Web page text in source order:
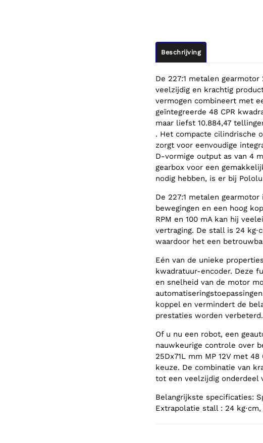
Beschrijving
De 227:1 metalen gearmotor
veelzijdig en krachtig
vermogen combineert met
geïntegreerde 48 CPR
maar liefst 10.884,47
. Het compacte cilindrische
zorgt voor eenvoudige
D-vormige output as van 4
gearbox voor een
nodig hebben, is er bij
De 227:1 metalen
bewegingen en een hoog
RPM en 100 mA kan hij
vertraging. De stall is 24
waardoor het een
Eén van de unieke
kwadratuur-encoder. Deze
en snelheid van de motor
koppel en vermindert de
prestaties worden verbeterd.
Of u nu een robot, een
nauwkeurige controle over
25Dx71L mm MP 12V met
keuze. De combinatie van
tot een veelzijdig onderdeel
Belangrijkste specificaties:
Extrapolatie stall : 24 kg⋅cm,